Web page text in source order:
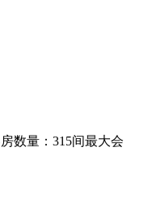
数量：315间最大会